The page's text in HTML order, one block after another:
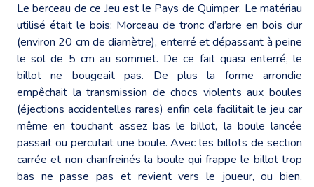
Le berceau de ce Jeu est le Pays de Quimper. Le matériau
utilisé était le bois: Morceau de tronc d’arbre en bois dur
(environ 20 cm de diamètre), enterré et dépassant à peine
le sol de 5 cm au sommet. De ce fait quasi enterré, le
billot ne bougeait pas. De plus la forme arrondie
empêchait la transmission de chocs violents aux boules
(éjections accidentelles rares) enfin cela facilitait le jeu car
même en touchant assez bas le billot, la boule lancée
passait ou percutait une boule. Avec les billots de section
carrée et non chanfreinés la boule qui frappe le billot trop
bas ne passe pas et revient vers le joueur, ou bien,